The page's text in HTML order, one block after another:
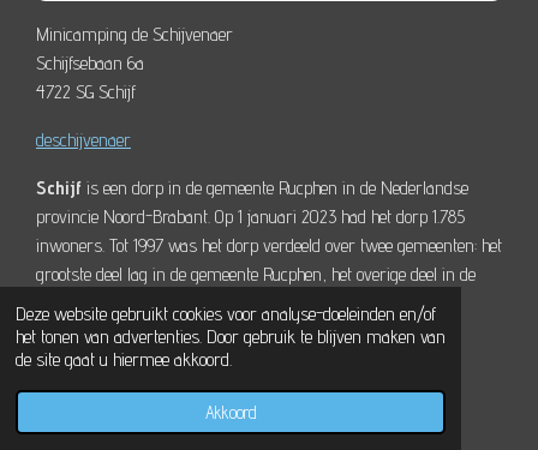
Deze website gebruikt cookies voor analyse-doeleinden en/of
het tonen van advertenties. Door gebruik te blijven maken van
de site gaat u hiermee akkoord.
Akkoord
Minicamping de Schijvenaer
Schijfsebaan 6a
4722 SG Schijf
deschijvenaer
Schijf is een dorp in de gemeente Rucphen in de Nederlandse
provincie Noord-Brabant. Op 1 januari 2023 had het dorp 1.785
inwoners. Tot 1997 was het dorp verdeeld over twee gemeenten: het
grootste deel lag in de gemeente Rucphen, het overige deel in de
gemeente Zundert.
Wikipedia
E-mailadres